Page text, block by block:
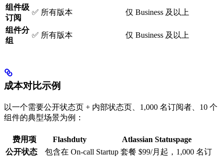
组件级
订阅
✅ 所有版本 仅 Business 及以上
组件分
组
✅ 所有版本 仅 Business 及以上
成本对比示例
以一个需要公开状态页 + 内部状态页、1,000 名订阅者、10 个
组件的典型场景为例：
费用项 Flashduty
Atlassian Statuspage
公开状态
包含在 On-call Startup 套餐 $99/月起，1,000 名订